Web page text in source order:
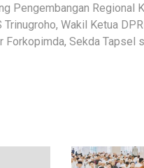
Pengembangan Regional
Wakil Ketua
Sekda Tapsel